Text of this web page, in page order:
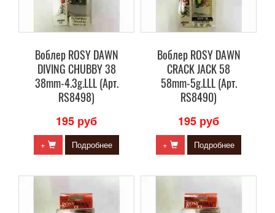
Воблер ROSY DAWN
DIVING CHUBBY 38
38mm-4.3g.LLL (Арт.
RS8498)
195 руб
+ Подробнее
Воблер ROSY DAWN
CRACK JACK 58
58mm-5g.LLL (Арт.
RS8490)
195 руб
+ Подробнее